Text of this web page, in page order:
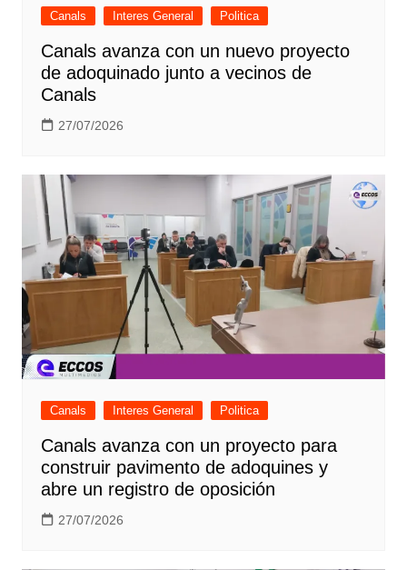
Canals Interes General Politica
Canals avanza con un nuevo proyecto
de adoquinado junto a vecinos de
Canals
27/07/2026
Canals Interes General Politica
Canals avanza con un proyecto para
construir pavimento de adoquines y
abre un registro de oposición
27/07/2026